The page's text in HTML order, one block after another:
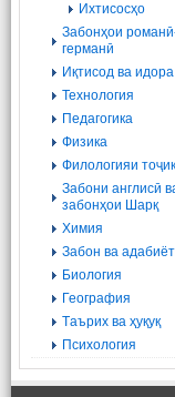
Ихтисосҳо
Забонҳои
германӣ
Иқтисод ва идора
Технология
Педагогика
Физика
Филологияи тоҷик
Забони англисӣ
забонҳои Шарқ
Химия
Забон ва
Биология
География
Tаърих ва ҳуқуқ
Психология